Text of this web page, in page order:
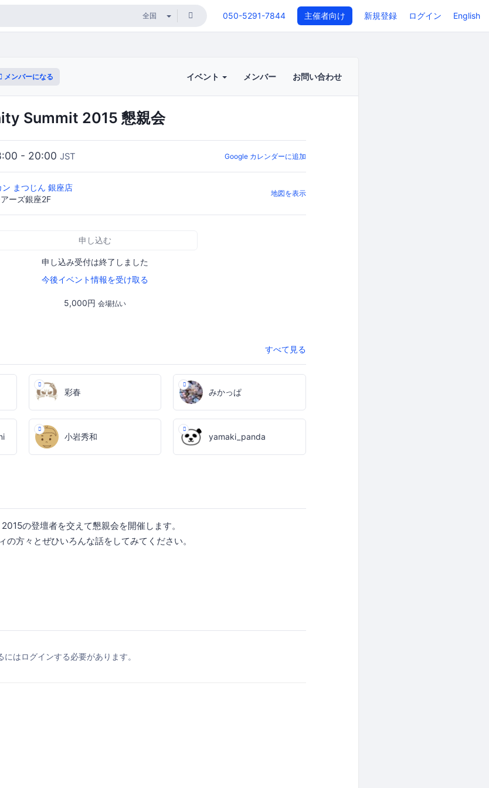
050-5291-7844 主催者向け 新規登録 ログイン English
メンバーになる イベント メンバー お問い合わせ
Summit 2015 懇親会
- 20:00 JST Google カレンダーに追加
まつじん 銀座店
ーズ銀座2F
地図を表示
申し込む
申し込み受付は終了しました
今後イベント情報を受け取る
5,000円 会場払い
すべて見る
彩春 みかっぱ
小岩秀和 yamaki_panda
の登壇者を交えて懇親会を開催します。
の方々とぜひいろんな話をしてみてください。
にはログインする必要があります。